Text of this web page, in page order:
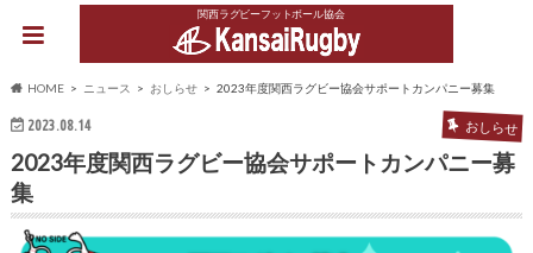
関西ラグビーフットボール協会
HOME ニュース おしらせ 2023年度関西ラグビー協会サポートカンパニー募集
2023.08.14 おしらせ
2023年度関西ラグビー協会サポートカンパニー募
集